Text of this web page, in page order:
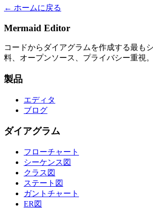
← ホームに戻る
Mermaid Editor
コードからダイアグラムを作成する最も
料、オープンソース、プライバシー重視。
製品
エディタ
ブログ
ダイアグラム
フローチャート
シーケンス図
クラス図
ステート図
ガントチャート
ER図